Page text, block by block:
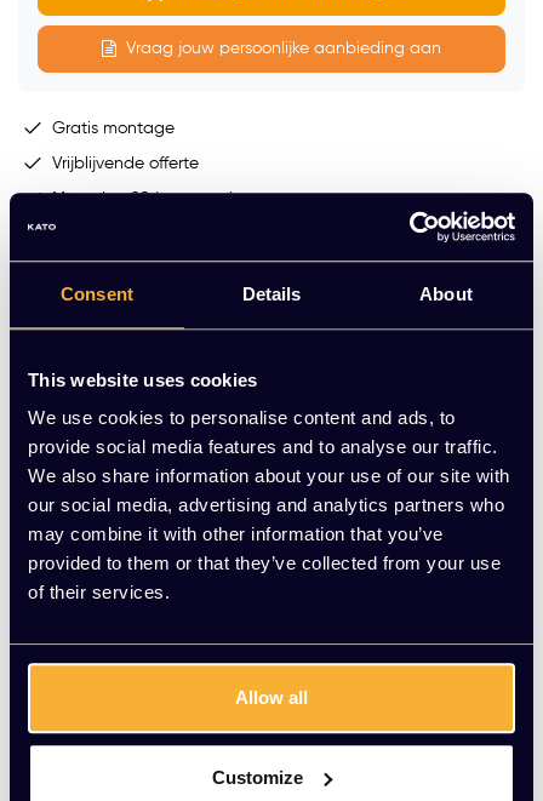
Consent Details About
This website uses cookies
We use cookies to personalise content and ads, to
provide social media features and to analyse our traffic.
We also share information about your use of our site with
our social media, advertising and analytics partners who
may combine it with other information that you’ve
provided to them or that they’ve collected from your use
of their services.
Allow all
Customize
Vraag jouw persoonlijke aanbieding aan
Gratis montage
Vrijblijvende offerte
Meer dan 20 jaar ervaring
Ander kantoormeubilair
au glas 114,5 x 58,8cm